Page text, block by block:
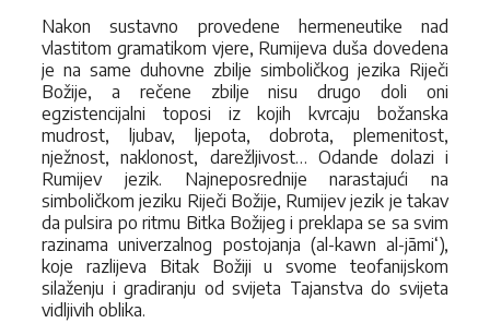
Nakon sustavno provedene hermeneutike nad
vlastitom gramatikom vjere, Rumijeva duša dovedena
je na same duhovne zbilje simboličkog jezika Riječi
Božije, a rečene zbilje nisu drugo doli oni
egzistencijalni toposi iz kojih kvrcaju božanska
mudrost, ljubav, ljepota, dobrota, plemenitost,
nježnost, naklonost, darežljivost… Odande dolazi i
Rumijev jezik. Najneposrednije narastajući na
simboličkom jeziku Riječi Božije, Rumijev jezik je takav
da pulsira po ritmu Bitka Božijeg i preklapa se sa svim
razinama univerzalnog postojanja (al-kawn al-jāmi‘),
koje razlijeva Bitak Božiji u svome teofanijskom
silaženju i gradiranju od svijeta Tajanstva do svijeta
vidljivih oblika.